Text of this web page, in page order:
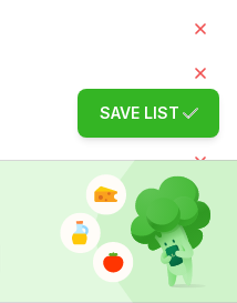
SAVE LIST